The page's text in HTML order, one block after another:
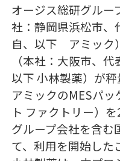
オージス総研グルー
社：静岡県浜松市、
自、以下 アミック
（本社：大阪市、
以下 小林製薬）が
アミックのMESパ
ト ファクトリー）
グループ会社を含む
て、利用を開始した